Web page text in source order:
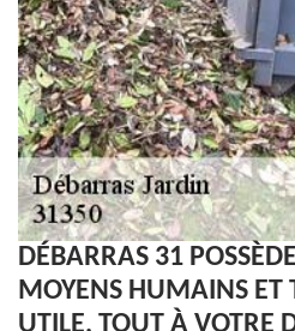
DÉBARRAS 31
MOYENS HUMAINS ET
UTILE, TOUT À VOTRE